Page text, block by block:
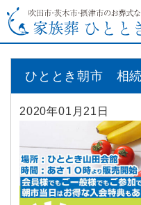
ひととき朝市 相
2020年01月21日